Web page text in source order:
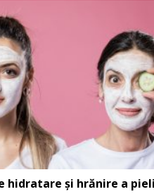
hidratare și hrănire a